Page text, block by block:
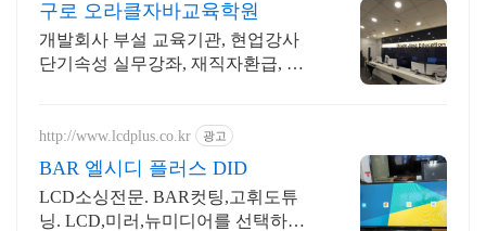
구로 오라클자바교육학원
개발회사 부설 교육기관, 현업강사
단기속성 실무강좌, 재직자환급, 구
http://www.lcdplus.co.kr 광고
BAR 엘시디 플러스 DID
LCD소싱전문. BAR컷팅,고휘도튜
닝. LCD,미러,뉴미디어를 선택하여